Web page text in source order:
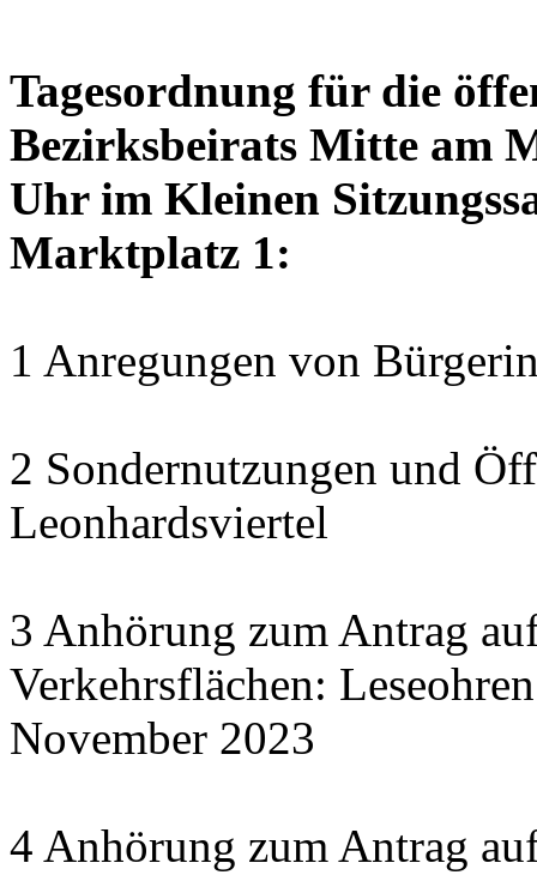
Tagesordnung für die
Bezirksbeirats Mitte am
Uhr im Kleinen
Marktplatz 1:
1 Anregungen von
2 Sondernutzungen und
Leonhardsviertel
3 Anhörung zum Antrag
Verkehrsflächen:
November 2023
4 Anhörung zum Antrag